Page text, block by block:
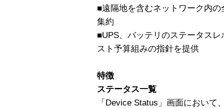
■遠隔地を含むネットワーク内
集約
■UPS、バッテリのステータス
スト予算組みの指針を提供
特徴
ステータス一覧
「Device Status」画面におい